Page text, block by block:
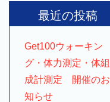
最近の投稿
Get100ウォーキン
グ・体力測定・体組
成計測定 開催のお
知らせ